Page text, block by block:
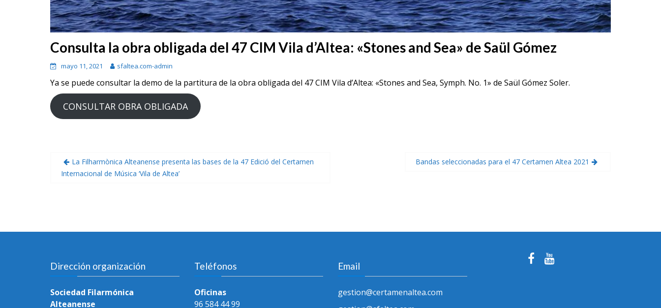
Consulta la obra obligada del 47 CIM Vila d’Altea: «Stones and Sea» de Saül Gómez
mayo 11, 2021 sfaltea.com-admin
Ya se puede consultar la demo de la partitura de la obra obligada del 47 CIM Vila d’Altea: «Stones and Sea, Symph. No. 1» de Saül Gómez Soler.
CONSULTAR OBRA OBLIGADA
Navegación
de
La Filharmònica Alteanense presenta las bases de la 47 Edició del Certamen
Internacional de Música ‘Vila de Altea’
Bandas seleccionadas para el 47 Certamen Altea 2021
Dirección organización
Sociedad Filarmónica
Alteanense
Teléfonos
Oficinas
96 584 44 99
Email
gestion@certamenaltea.com